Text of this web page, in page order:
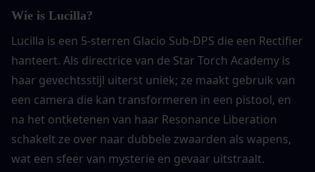
Wie is Lucilla?
Lucilla is een 5-sterren Glacio Sub-DPS die een Rectifier
hanteert. Als directrice van de Star Torch Academy is
haar gevechtsstijl uiterst uniek; ze maakt gebruik van
een camera die kan transformeren in een pistool, en
na het ontketenen van haar Resonance Liberation
schakelt ze over naar dubbele zwaarden als wapens,
wat een sfeer van mysterie en gevaar uitstraalt.